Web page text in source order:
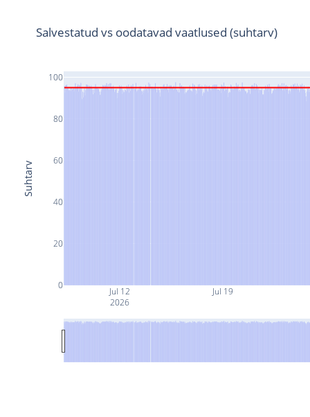
Jul 12
2026
Jul 19
0
20
40
60
80
100
Salvestatud vs oodatavad vaatlused (suhtarv)
Suhtarv